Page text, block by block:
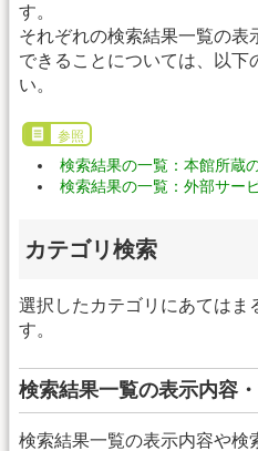
す。
それぞれの検索結果一覧の表
できることについては、以下
い。
参照
検索結果の一覧：本館所蔵
検索結果の一覧：外部サー
カテゴリ検索
選択したカテゴリにあてはま
す。
検索結果一覧の表示内容
検索結果一覧の表示内容や検